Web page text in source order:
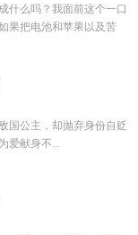
什么吗？我面前这个一口
果把电池和苹果以及苦
国公主，却抛弃身份自贬
爱献身不...